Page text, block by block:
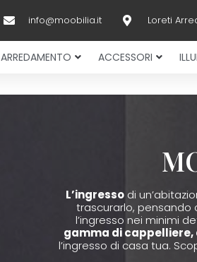
info@moobilia.it Loreti
ARREDAMENTO ACCESSORI
L’ingressodi
trascurarlo, pensando
l’ingresso nei minimi
gamma di
l’ingresso di casa tua.